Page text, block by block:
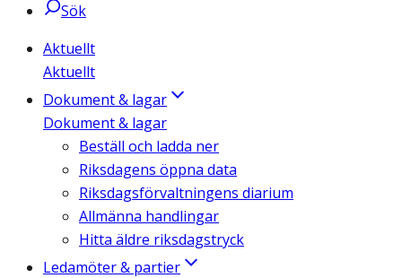
Sök
Aktuellt
Aktuellt
Dokument & lagar
Dokument & lagar
Beställ och ladda ner
Riksdagens öppna data
Riksdagsförvaltningens diarium
Allmänna handlingar
Hitta äldre riksdagstryck
Ledamöter & partier